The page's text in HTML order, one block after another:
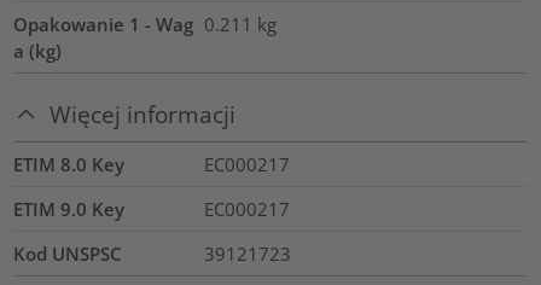
Opakowanie 1 - Wag
a (kg)
0.211 kg
Więcej informacji
ETIM 8.0 Key
EC000217
ETIM 9.0 Key
EC000217
Kod UNSPSC
39121723